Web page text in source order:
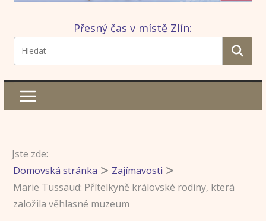
Přesný čas v místě Zlín:
Jste zde:
Domovská stránka
Zajímavosti
Marie Tussaud: Přítelkyně královské rodiny, která
založila věhlasné muzeum